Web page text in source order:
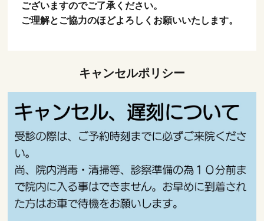
ございますのでご了承ください。
ご理解とご協力のほどよろしくお願いいたします。
キャンセルポリシー